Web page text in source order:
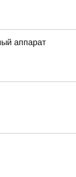
аппарат